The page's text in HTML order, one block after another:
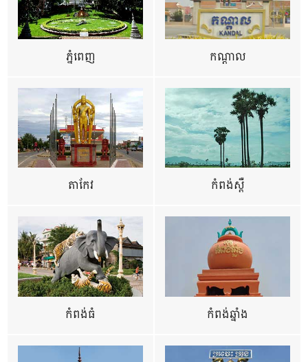
ភ្នំពេញ កណ្តាល
តាកែវ កំពង់ស្ពឺ
កំពង់ធំ កំពង់ឆ្នាំង